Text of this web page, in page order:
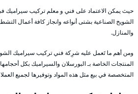
حيث يمكن الاعتماد على فني و معلم تركيب سيراميك
الشويخ الصناعية بشتى أنواعه وانجاز كافة أعمال
والمنازل.
ومن أهم ما تَعمل عليه شرِكة فني تركيب سيراميك
المنتجات الخاصة بـ البورسلان والسيراميك بكل
المتخصصة في بيع مثل هذه المواد وتوفيرها لجميع